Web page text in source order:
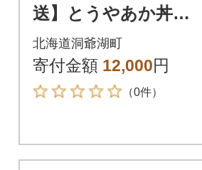
送】とうやあか丼の
具 100g×2袋入り 2
箱
北海道洞爺湖町
寄付金額 12,000円
（0件）